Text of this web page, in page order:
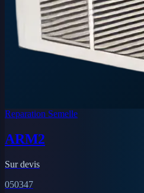
Reparation Semelle
ARM2
Sur devis
050347